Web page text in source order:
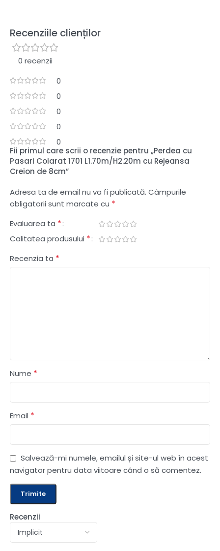
Recenziile clienților
0 recenzii
0
0
0
0
0
Recenzii
Fii primul care scrii o recenzie pentru „Perdea cu
Pasari Colarat 1701 L1.70m/H2.20m cu Rejeansa
Creion de 8cm”
Adresa ta de email nu va fi publicată. Câmpurile
obligatorii sunt marcate cu *
Evaluarea ta *
Calitatea produsului *
Recenzia ta *
Nume *
Email *
Salvează-mi numele, emailul și site-ul web în acest
navigator pentru data viitoare când o să comentez.